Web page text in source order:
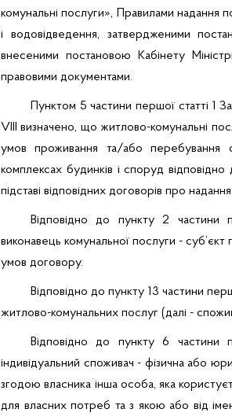
комунальні послуги», Правилами надання
і водовідведення, затвердженими
внесеними постановою Кабінету
правовими документами.
Пунктом 5 частини першої статті 1
VIII визначено, що житлово-комунальні
умов проживання та/або перебування
комплексах будинків і споруд
підставі відповідних договорів про
Відповідно до пункту 2 частини
виконавець комунальної послуги -
умов договору.
Відповідно до пункту 13 частини
житлово-комунальних послуг (далі -
Відповідно до пункту 6 частини
індивідуальний споживач - фізична або
згодою власника інша особа, яка
для власних потреб та з якою або від